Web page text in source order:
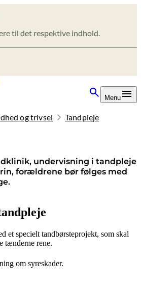
til det respektive indhold.
Menu
og trivsel Tandpleje
undervisning i tandpleje
forældrene bør følges med
et specielt tandbørsteprojekt, som skal
tænderne rene.
om syreskader.